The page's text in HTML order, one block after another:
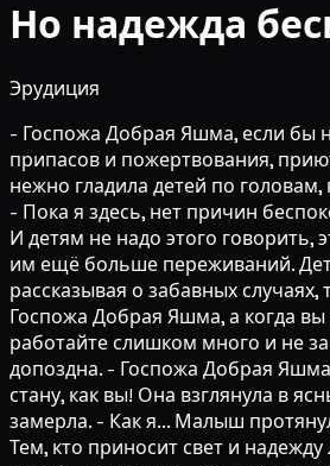
Но надежда
Эрудиция
- Госпожа Добрая Яшма, если бы
припасов и пожертвования,
нежно гладила детей по головам,
- Пока я здесь, нет причин
И детям не надо этого говорить,
им ещё больше переживаний.
рассказывая о забавных случаях,
Госпожа Добрая Яшма, а когда
работайте слишком много и не
допоздна. - Госпожа Добрая
стану, как вы! Она взглянула в
замерла. - Как я... Малыш
Тем, кто приносит свет и